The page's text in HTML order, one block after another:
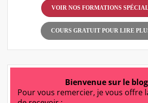
VOIR NOS FORMATIONS
COURS GRATUIT POUR LIRE